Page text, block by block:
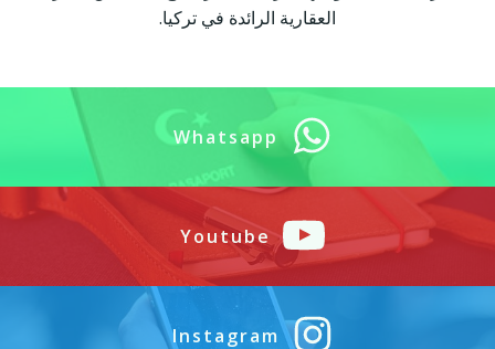
العقارية الرائدة في تركيا.
Whatsapp
Youtube
Instagram